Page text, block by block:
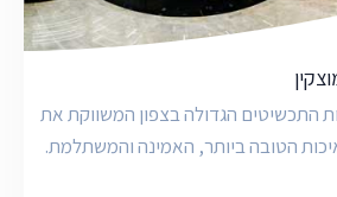
התכשיטים הגדולה בצפון המשווקת את
הטובה ביותר, האמינה והמשתלמת.